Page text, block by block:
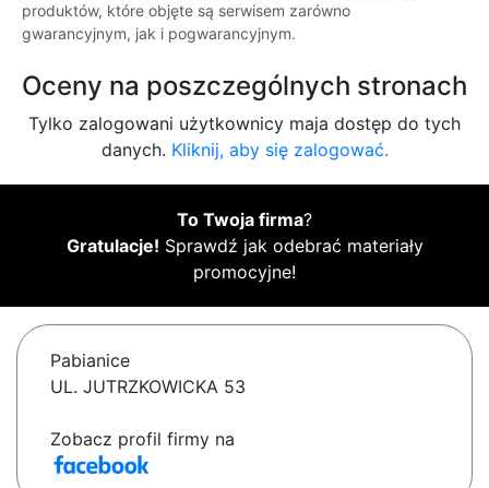
produktów, które objęte są serwisem zarówno
gwarancyjnym, jak i pogwarancyjnym.
Oceny na poszczególnych stronach
Tylko zalogowani użytkownicy maja dostęp do tych
danych. Kliknij, aby się zalogować.
To Twoja firma?
Gratulacje! Sprawdź jak odebrać materiały
promocyjne!
Pabianice
UL. JUTRZKOWICKA 53
Zobacz profil firmy na